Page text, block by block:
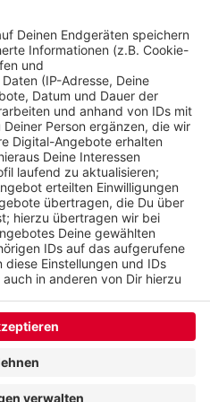
10:06